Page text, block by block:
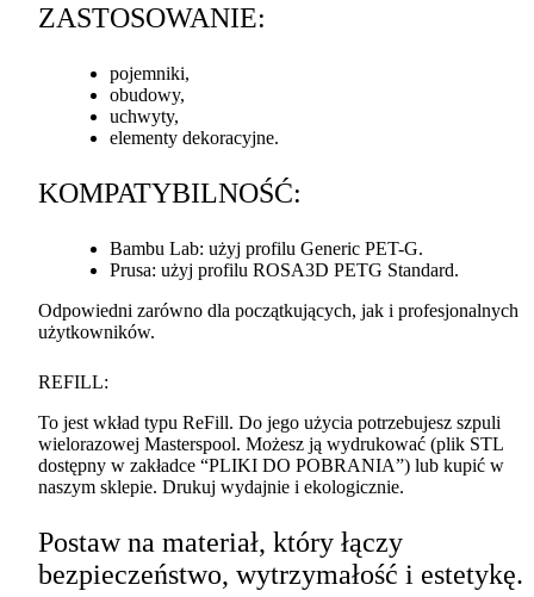
ZASTOSOWANIE:
pojemniki,
obudowy,
uchwyty,
elementy dekoracyjne.
KOMPATYBILNOŚĆ:
Bambu Lab: użyj profilu Generic PET-G.
Prusa: użyj profilu ROSA3D PETG Standard.
Odpowiedni zarówno dla początkujących, jak i profesjonalnych
użytkowników.
REFILL:
To jest wkład typu ReFill. Do jego użycia potrzebujesz szpuli
wielorazowej Masterspool. Możesz ją wydrukować (plik STL
dostępny w zakładce “PLIKI DO POBRANIA”) lub kupić w
naszym sklepie. Drukuj wydajnie i ekologicznie.
Postaw na materiał, który łączy
bezpieczeństwo, wytrzymałość i estetykę.